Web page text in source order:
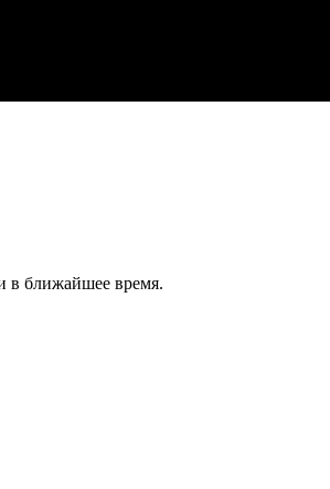
в ближайшее время.